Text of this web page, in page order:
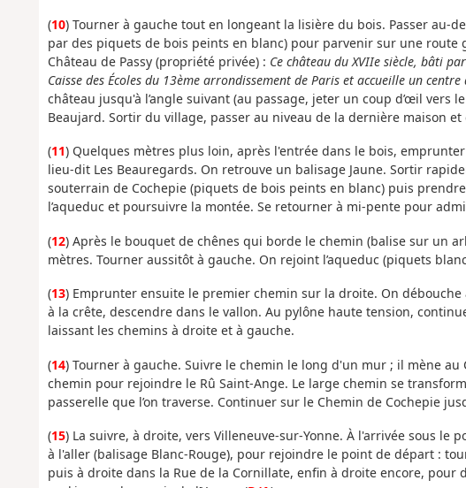
(10) Tourner à gauche tout en longeant la lisière du bois. Passer au-
par des piquets de bois peints en blanc) pour parvenir sur une
Château de Passy (propriété privée) : Ce château du XVIIe siècle, bâti
Caisse des Écoles du 13ème arrondissement de Paris et accueille un
château jusqu'à l’angle suivant (au passage, jeter un coup d’œil vers
Beaujard. Sortir du village, passer au niveau de la dernière maison
(11) Quelques mètres plus loin, après l'entrée dans le bois,
lieu-dit Les Beauregards. On retrouve un balisage Jaune. Sortir
souterrain de Cochepie (piquets de bois peints en blanc) puis
l’aqueduc et poursuivre la montée. Se retourner à mi-pente pour
(12) Après le bouquet de chênes qui borde le chemin (balise sur un
mètres. Tourner aussitôt à gauche. On rejoint l’aqueduc (piquets
(13) Emprunter ensuite le premier chemin sur la droite. On débouche
à la crête, descendre dans le vallon. Au pylône haute tension,
laissant les chemins à droite et à gauche.
(14) Tourner à gauche. Suivre le chemin le long d'un mur ; il mène
chemin pour rejoindre le Rû Saint-Ange. Le large chemin se
passerelle que l’on traverse. Continuer sur le Chemin de Cochepie
(15) La suivre, à droite, vers Villeneuve-sur-Yonne. À l'arrivée sous
à l'aller (balisage Blanc-Rouge), pour rejoindre le point de départ :
puis à droite dans la Rue de la Cornillate, enfin à droite encore, pour